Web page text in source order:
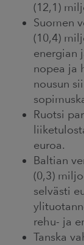
(12,1)
Suomen
(10,4)
energian
nopea ja
nousun
Ruotsi
euroa.
Baltian
(0,3)
selvästi
rehu- ja
Tanska